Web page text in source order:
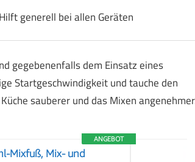
Hilft generell bei allen Geräten
gegebenenfalls dem Einsatz eines
Startgeschwindigkeit und tauche den
sauberer und das Mixen
ANGEBOT
Mixfuß, Mix- und